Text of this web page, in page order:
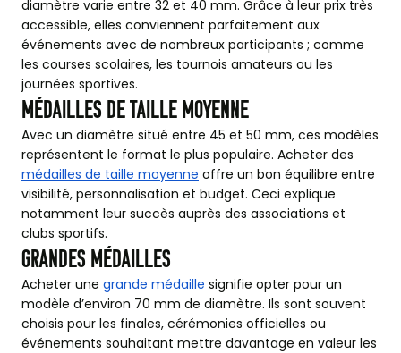
diamètre varie entre 32 et 40 mm. Grâce à leur prix très
accessible, elles conviennent parfaitement aux
événements avec de nombreux participants ; comme
les courses scolaires, les tournois amateurs ou les
journées sportives.
Médailles de taille moyenne
Avec un diamètre situé entre 45 et 50 mm, ces modèles
représentent le format le plus populaire. Acheter des
médailles de taille moyenne offre un bon équilibre entre
visibilité, personnalisation et budget. Ceci explique
notamment leur succès auprès des associations et
clubs sportifs.
Grandes médailles
Acheter une grande médaille signifie opter pour un
modèle d’environ 70 mm de diamètre. Ils sont souvent
choisis pour les finales, cérémonies officielles ou
événements souhaitant mettre davantage en valeur les